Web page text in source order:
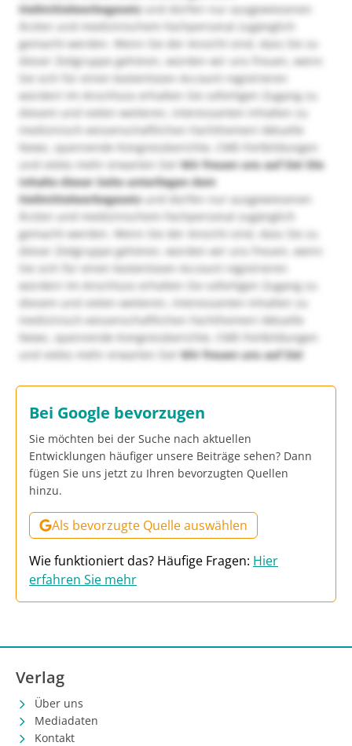
Heilmittelwerbegesetzund dürfen nur ausgewiesenen
Ärzten und medizinischem Fachpersonal zugänglich
gemacht werden. Wenn Sie der Ansicht sind, dass Sie zu
dieser Zielgruppe gehören, würden wir uns freuen, wenn
Sie sich für einen kostenlosen Account registrieren
würden! Im Anschluss erhalten Sie sofortigen Zugang zu
diesem und vielen weiteren, interessanten Inhalten zu
medizinisch-wissenschaftlichen Fachthemen! Aktuelle
News, spannende Kongressberichte, CME-Fortbildungen
und vieles mehr erwarten Sie!Wir freuen uns auf Sie! Die
Inhalte dieser Seite unterliegen dem
Heilmittelwerbegesetzund dürfen nur ausgewiesenen
Ärzten und medizinischem Fachpersonal zugänglich
gemacht werden. Wenn Sie der Ansicht sind, dass Sie zu
dieser Zielgruppe gehören, würden wir uns freuen, wenn
Sie sich für einen kostenlosen Account registrieren
würden! Im Anschluss erhalten Sie sofortigen Zugang zu
diesem und vielen weiteren, interessanten Inhalten zu
medizinisch-wissenschaftlichen Fachthemen! Aktuelle
News, spannende Kongressberichte, CME-Fortbildungen
und vieles mehr erwarten Sie!Wir freuen uns auf Sie!
Bei Google bevorzugen
Sie möchten bei der Suche nach aktuellen
Entwicklungen häufiger unsere Beiträge sehen? Dann
fügen Sie uns jetzt zu Ihren bevorzugten Quellen
hinzu.
Als bevorzugte Quelle auswählen
Wie funktioniert das? Häufige Fragen: Hier
erfahren Sie mehr
Verlag
Über uns
Mediadaten
Kontakt